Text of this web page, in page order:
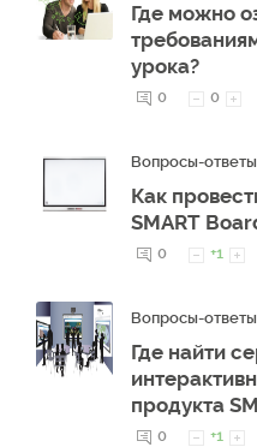
Где можно
урока?
0 0
Вопросы-ответы
Как
SMART
0 +1
Вопросы-ответы
Где найти
продукта
0 +1